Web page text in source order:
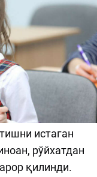
истаган
рўйхатдан
қилинди.